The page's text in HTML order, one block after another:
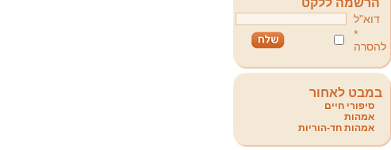
הרשמה ללקט
דוא"ל
*
להסרה
במבט לאחור
סיפורי חיים
אמהות
אמהות חד-הוריות